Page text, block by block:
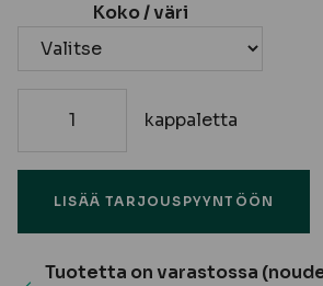
Koko / väri
Kuormaliinat
kappaletta
LISÄÄ TARJOUSPYYNTÖÖN
Tuotetta on varastossa